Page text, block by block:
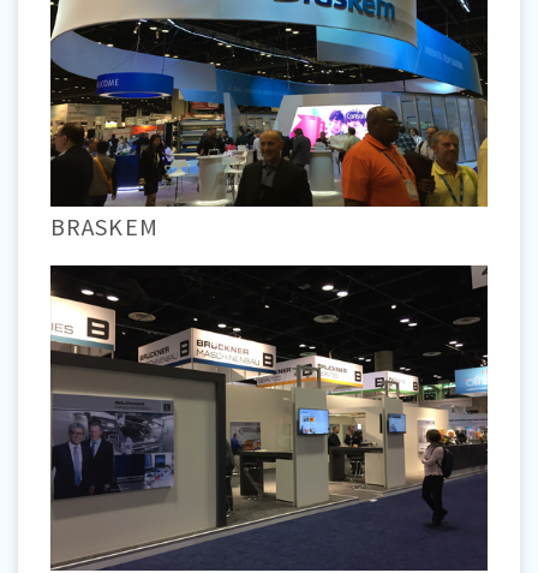
BRASKEM